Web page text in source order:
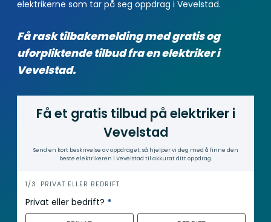
elektrikerne som tar på seg oppdrag i Vevelstad.
Få rask tilbakemelding med gratis og
uforpliktende tilbud fra en elektriker i
Vevelstad.
Få et gratis tilbud på elektriker i
Vevelstad
Send en kort beskrivelse av oppdraget, så hjelper vi deg med å finne den
beste elektrikeren i Vevelstad til akkurat ditt oppdrag.
i
n
n
1/3: PRIVAT ELLER BEDRIFT
Privat eller bedrift? *